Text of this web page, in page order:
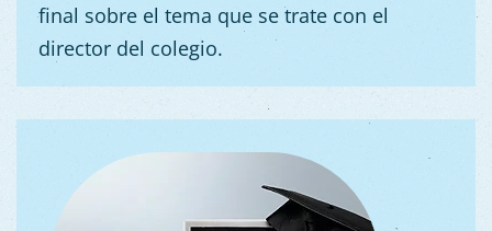
final sobre el tema que se trate con el
director del colegio.